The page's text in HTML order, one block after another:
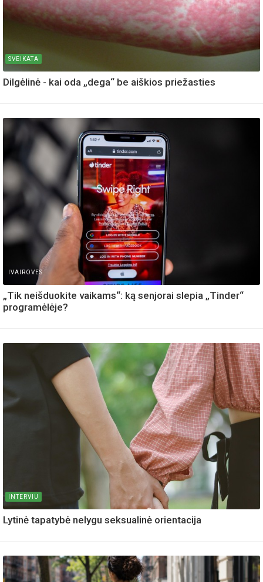
SVEIKATA
Dilgėlinė - kai oda „dega“ be aiškios priežasties
IVAIROVES
„Tik neišduokite vaikams“: ką senjorai slepia „Tinder“
programėlėje?
INTERVIU
Lytinė tapatybė nelygu seksualinė orientacija